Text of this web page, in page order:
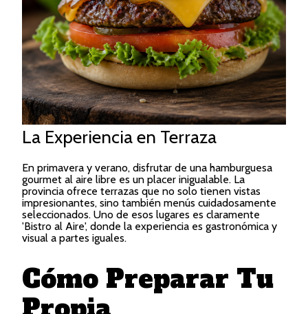
La Experiencia en Terraza
En primavera y verano, disfrutar de una hamburguesa
gourmet al aire libre es un placer inigualable. La
provincia ofrece terrazas que no solo tienen vistas
impresionantes, sino también menús cuidadosamente
seleccionados. Uno de esos lugares es claramente
'Bistro al Aire', donde la experiencia es gastronómica y
visual a partes iguales.
Cómo Preparar Tu